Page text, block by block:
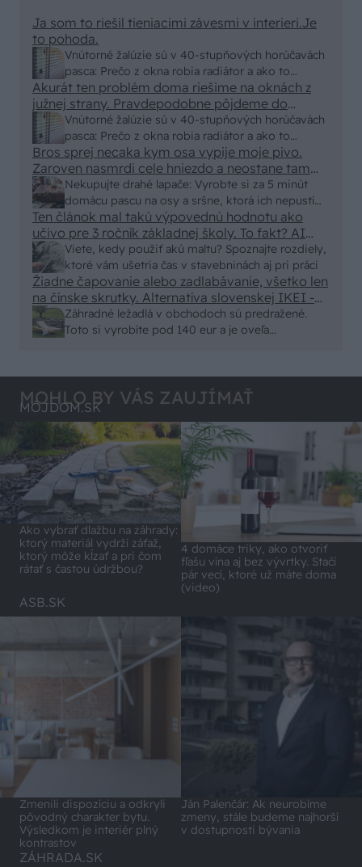
Vnútorné žalúzie sú v 40-stupňových horúčavách
pasca: Prečo z okna robia radiátor a ako to
vyriešiť za pár eur?
Ja som to riešil tieniacimi závesmi v interieri.Je
to pohoda.
Vnútorné žalúzie sú v 40-stupňových horúčavách
pasca: Prečo z okna robia radiátor a ako to
vyriešiť za pár eur?
Akurát ten problém doma riešime na oknách z
južnej strany. Pravdepodobne pôjdeme do
vonkajšieho tienenia na spôsob markízy
250x150cm. Čínsky predajcovia idú okolo 100
eur kus.
Nekupujte drahé lapače: Vyrobte si za 5 minút
domácu pascu na osy a sršne, ktorá ich nepustí
von
Bros sprej necaka kym osa vypije moje pivo.
Zaroven nasmrdi cele hniezdo a neostane tam
nic zive. Vasa pasca naucinke moc efektivne.
Skor pritiahne slimaky
Viete, kedy použiť akú maltu? Spoznajte rozdiely,
ktoré vám ušetria čas v stavebninách aj pri práci
Ten článok mal takú výpovednú hodnotu ako
učivo pre 3 ročník základnej školy. To fakt? AI
alebo nejaka kniha z VŠ? Dnešné rychlotvrdnuce
malty - pevnosť 40 Mpa a doba schnutia tak 15
minut , k tomu vodotesné s kryštálikou. A rozdiel
- schnutie a zretie. Nič?
Záhradné ležadlá v obchodoch sú predražené.
Toto si vyrobíte pod 140 eur a je oveľa
Žiadne čapovanie alebo zadlabávanie, všetko len
na čínske skrutky. Alternatíva slovenskej IKEI -
čo sa týka pevnosti. Autor si nedal veľa námahy s
remeselným spracovaním, škoda. No lepšie než
MOHLO BY VÁS ZAUJÍMAŤ
MÔJDOM.SK
Ako vybrať dlažbu na záhrady:
ktorý materiál vydrží záťaž,
ktorý môže kĺzať a pri čom
rátať s častou údržbou?
4 domáce triky, ako otvoriť
fľašu vína aj bez vývrtky. Stačí
pár vecí, ktoré už máte doma
(video)
ASB.SK
Zmenili dispozíciu a odkryli
pôvodný charakter bytu.
Výsledkom je interiér plný
kontrastov
Ján Palenčár: Ak neurobíme
zmeny, stále budeme najhorší
v dostupnosti bývania
ZÁHRADA.SK